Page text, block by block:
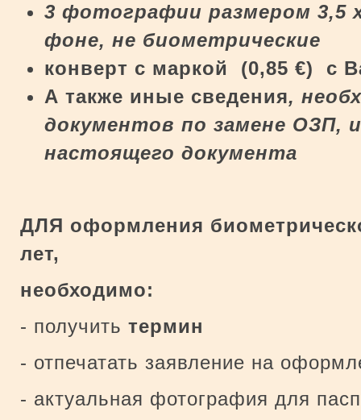
3 фотографии размером 3,5
фоне, не биометрические
конверт c маркой (0,85 €) с
А также иные сведения,
документов по замене ОЗП,
настоящего документа
ДЛЯ оформления
лет,
необходимо:
- получить термин
- отпечатать заявление на
- актуальная фотография для